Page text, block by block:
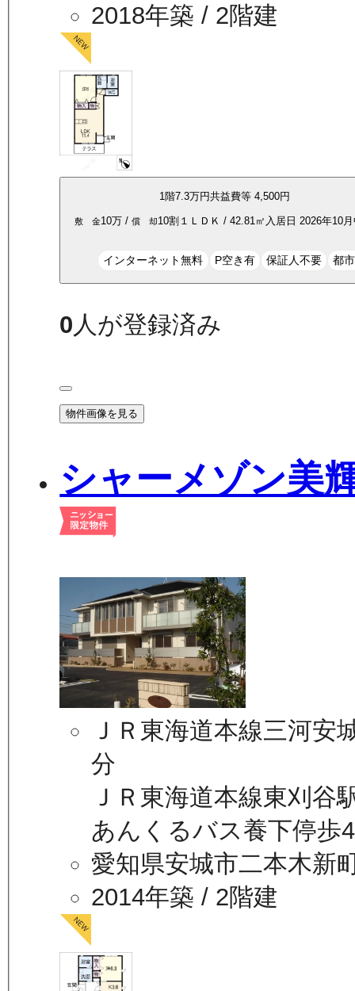
2018年築 / 2階建
1階7.3万円共益費等 4,500円
敷 金10万 /償 却10割 １ＬＤＫ /42.81㎡ 入居日2026年10
インターネット無料 P空き有 保証人不要 都
0 人が登録済み
物件画像を見る
シャーメゾン美
ＪＲ東海道本線三河安
分
ＪＲ東海道本線東刈谷
あんくるバス養下停歩
愛知県安城市二本木新
2014年築 / 2階建